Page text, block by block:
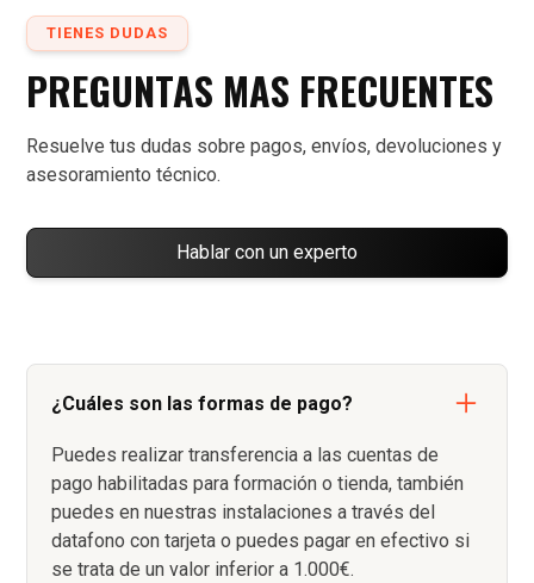
TIENES DUDAS
PREGUNTAS MAS FRECUENTES
Resuelve tus dudas sobre pagos, envíos, devoluciones y
asesoramiento técnico.
Hablar con un experto
¿Cuáles son las formas de pago?
Puedes realizar transferencia a las cuentas de
pago habilitadas para formación o tienda, también
puedes en nuestras instalaciones a través del
datafono con tarjeta o puedes pagar en efectivo si
se trata de un valor inferior a 1.000€.